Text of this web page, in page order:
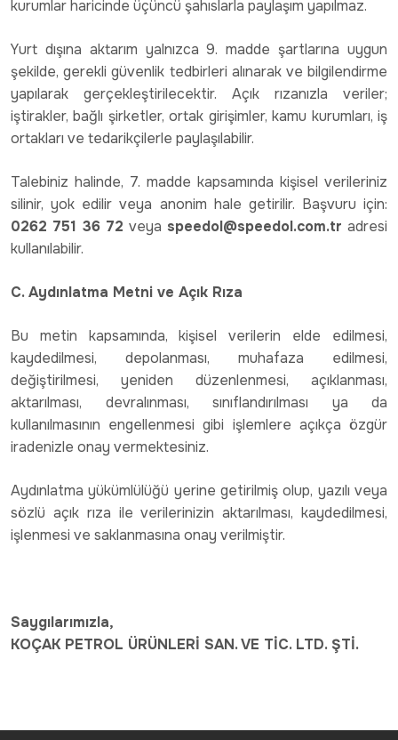
kurumlar haricinde üçüncü şahıslarla paylaşım yapılmaz.
Yurt dışına aktarım yalnızca 9. madde şartlarına uygun
şekilde, gerekli güvenlik tedbirleri alınarak ve bilgilendirme
yapılarak gerçekleştirilecektir. Açık rızanızla veriler;
iştirakler, bağlı şirketler, ortak girişimler, kamu kurumları, iş
ortakları ve tedarikçilerle paylaşılabilir.
Talebiniz halinde, 7. madde kapsamında kişisel verileriniz
silinir, yok edilir veya anonim hale getirilir. Başvuru için:
0262 751 36 72 veya speedol@speedol.com.tr adresi
kullanılabilir.
C. Aydınlatma Metni ve Açık Rıza
Bu metin kapsamında, kişisel verilerin elde edilmesi,
kaydedilmesi, depolanması, muhafaza edilmesi,
değiştirilmesi, yeniden düzenlenmesi, açıklanması,
aktarılması, devralınması, sınıflandırılması ya da
kullanılmasının engellenmesi gibi işlemlere açıkça özgür
iradenizle onay vermektesiniz.
Aydınlatma yükümlülüğü yerine getirilmiş olup, yazılı veya
sözlü açık rıza ile verilerinizin aktarılması, kaydedilmesi,
işlenmesi ve saklanmasına onay verilmiştir.
Saygılarımızla,
KOÇAK PETROL ÜRÜNLERİ SAN. VE TİC. LTD. ŞTİ.